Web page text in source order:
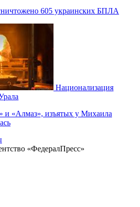
605 украинских БПЛА
Национализация
«Алмаз», изъятых у Михаила
«ФедералПресс»